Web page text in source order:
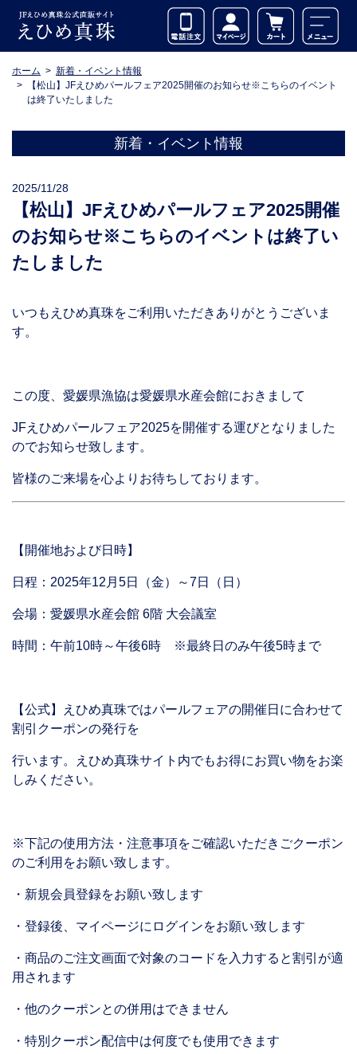
ホーム
新着・イベント情報
【松山】JFえひめパールフェア2025開催のお知らせ※こちらのイベント
は終了いたしました
新着・イベント情報
2025/11/28
【松山】JFえひめパールフェア2025開催
のお知らせ※こちらのイベントは終了い
たしました
いつもえひめ真珠をご利用いただきありがとうございま
す。
この度、愛媛県漁協は愛媛県水産会館におきまして
JFえひめパールフェア2025を開催する運びとなりました
のでお知らせ致します。
皆様のご来場を心よりお待ちしております。
【開催地および日時】
日程：2025年12月5日（金）～7日（日）
会場：愛媛県水産会館 6階 大会議室
時間：午前10時～午後6時 ※最終日のみ午後5時まで
【公式】えひめ真珠ではパールフェアの開催日に合わせて
割引クーポンの発行を
行います。えひめ真珠サイト内でもお得にお買い物をお楽
しみください。
※下記の使用方法・注意事項をご確認いただきごクーポン
のご利用をお願い致します。
・新規会員登録をお願い致します
・登録後、マイページにログインをお願い致します
・商品のご注文画面で対象のコードを入力すると割引が適
用されます
・他のクーポンとの併用はできません
・特別クーポン配信中は何度でも使用できます